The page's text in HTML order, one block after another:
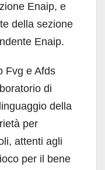
Enaip, e
della sezione
Enaip.
Fvg e Afds
di
della
per
attenti agli
per il bene